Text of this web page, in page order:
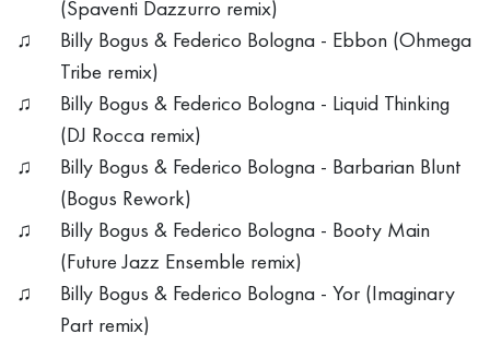
(Spaventi Dazzurro remix)
Billy Bogus & Federico Bologna - Ebbon (Ohmega
Tribe remix)
Billy Bogus & Federico Bologna - Liquid Thinking
(DJ Rocca remix)
Billy Bogus & Federico Bologna - Barbarian Blunt
(Bogus Rework)
Billy Bogus & Federico Bologna - Booty Main
(Future Jazz Ensemble remix)
Billy Bogus & Federico Bologna - Yor (Imaginary
Part remix)